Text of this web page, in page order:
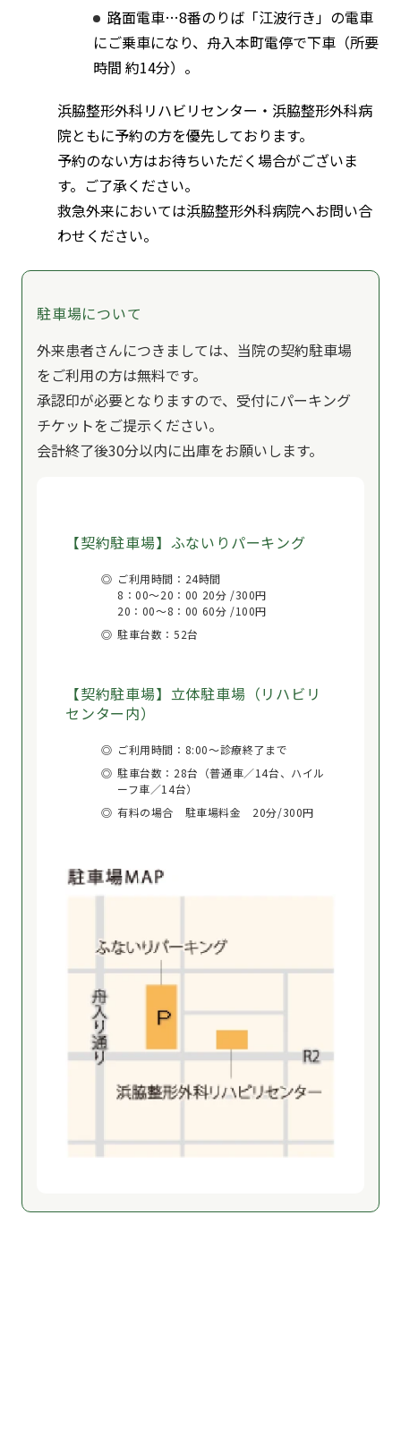
路面電車…8番のりば「江波行き」の電車
にご乗車になり、舟入本町電停で下車（所要
時間 約14分）。
浜脇整形外科リハビリセンター・浜脇整形外科病
院ともに予約の方を優先しております。
予約のない方はお待ちいただく場合がございま
す。ご了承ください。
救急外来においては浜脇整形外科病院へお問い合
わせください。
駐車場について
外来患者さんにつきましては、当院の契約駐車場
をご利用の方は無料です。
承認印が必要となりますので、受付にパーキング
チケットをご提示ください。
会計終了後30分以内に出庫をお願いします。
【契約駐車場】ふないりパーキング
ご利用時間：24時間
8：00〜20：00 20分 /300円
20：00〜8：00 60分 /100円
駐車台数：52台
【契約駐車場】立体駐車場（リハビリ
センター内）
ご利用時間：8:00～診療終了まで
駐車台数：28台（普通車／14台、ハイル
ーフ車／14台）
有料の場合 駐車場料金 20分/300円